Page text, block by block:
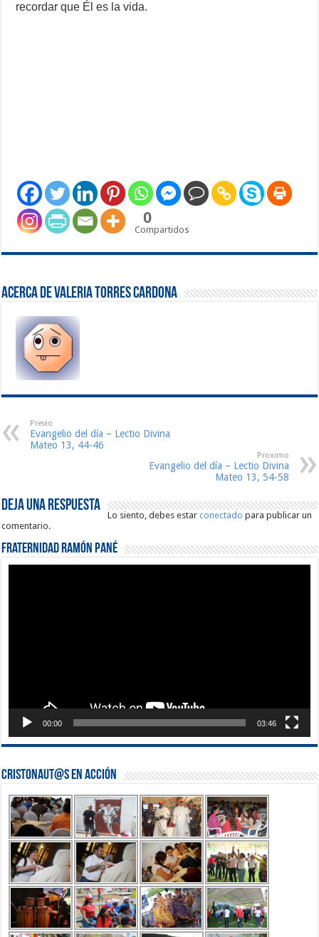
recordar que Él es la vida.
0
Compartidos
Acerca de Valeria Torres Cardona
Previo
Evangelio del día – Lectio Divina
Mateo 13, 44-46
Proximo
Evangelio del día – Lectio Divina
Mateo 13, 54-58
Deja una respuesta
Lo siento, debes estarconectado para publicar un
comentario.
Fraternidad Ramón Pané
00:00 03:46
Cristonaut@s en Acción